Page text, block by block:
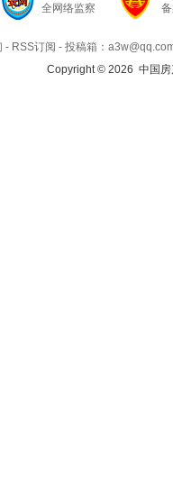
全网络监察
- RSS订阅 - 投稿箱：
Copyright © 2026 中国